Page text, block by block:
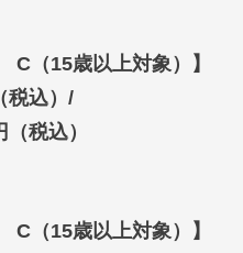
C（15歳以上対象）】
税込）/
税込）
C（15歳以上対象）】